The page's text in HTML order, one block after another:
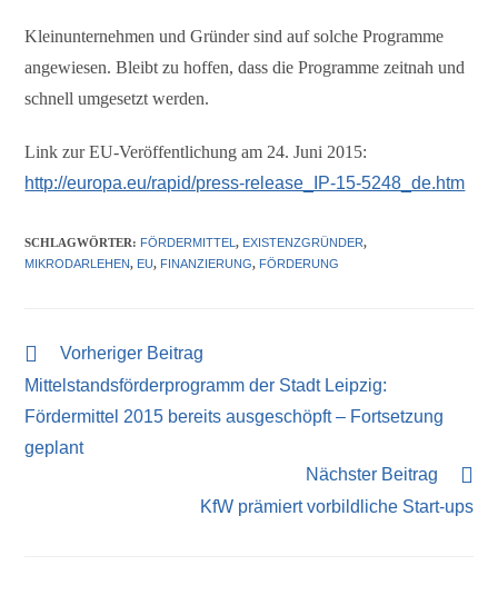
Kleinunternehmen und Gründer sind auf solche Programme
angewiesen. Bleibt zu hoffen, dass die Programme zeitnah und
schnell umgesetzt werden.
Link zur EU-Veröffentlichung am 24. Juni 2015:
http://europa.eu/rapid/press-release_IP-15-5248_de.htm
SCHLAGWÖRTER: FÖRDERMITTEL, EXISTENZGRÜNDER,
MIKRODARLEHEN, EU, FINANZIERUNG, FÖRDERUNG
Vorheriger Beitrag
Mittelstandsförderprogramm der Stadt Leipzig:
Fördermittel 2015 bereits ausgeschöpft – Fortsetzung
geplant
Nächster Beitrag
KfW prämiert vorbildliche Start-ups